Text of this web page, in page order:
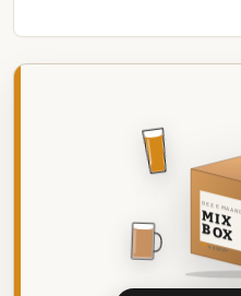
DEZE MAAND
MIX
BOX
8 BIEREN